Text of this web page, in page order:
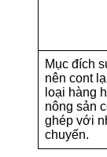
Mục đích
nên cont
loại hàng
nông sản
ghép với
chuyến.